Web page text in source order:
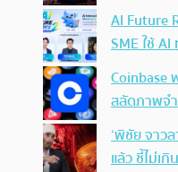
AI Future
SME ใช้
Coinbase
สลัดภาพจ
‘พิชัย จาว
แล้ว ชี้ไม่เ